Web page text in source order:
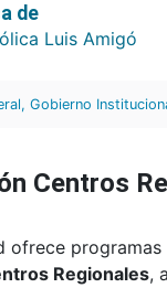
de
Luis Amigó
Gobierno
Centros
ofrece
Regionales,